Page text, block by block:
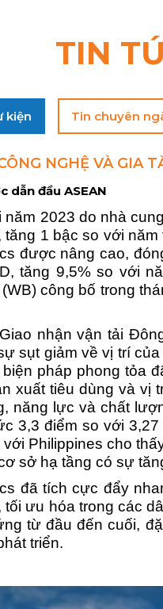
TIN
kiện Tin chuyên
NGHỆ VÀ GIA
dẫn đầu ASEAN
2023 do nhà
tăng 1 bậc so với
được nâng cao,
tăng 9,5% so với
công bố trong
nhận vận tải
sụt giảm về vị trí
pháp phong tỏa
tiêu dùng và vị
năng lực và chất
3,3 điểm so với
Philippines cho
sở hạ tầng có sự
đã tích cực đẩy
ưu hóa trong các
từ đầu đến cuối,
triển.